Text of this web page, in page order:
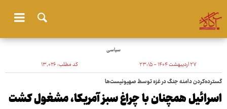
سیاسی
۲۷ اردیبهشت ۱۴۰۴ - ۲۳:۱۵ کد مطلب:۱۳٬۰۲۶
گسترده‌کردن دامنه جنگ در غزه توسط صهیونیست‌ها
اسرائیل همچنان با چراغ سبز آمریکا، مشغول کشت